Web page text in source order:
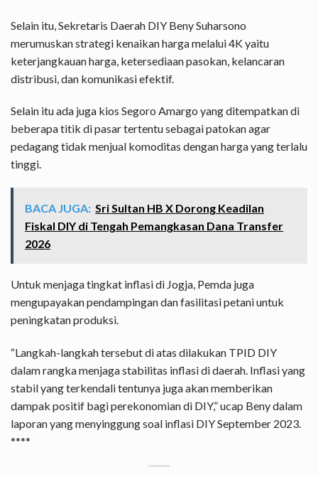
Selain itu, Sekretaris Daerah DIY Beny Suharsono
merumuskan strategi kenaikan harga melalui 4K yaitu
keterjangkauan harga, ketersediaan pasokan, kelancaran
distribusi, dan komunikasi efektif.
Selain itu ada juga kios Segoro Amargo yang ditempatkan di
beberapa titik di pasar tertentu sebagai patokan agar
pedagang tidak menjual komoditas dengan harga yang terlalu
tinggi.
BACA JUGA: Sri Sultan HB X Dorong Keadilan
Fiskal DIY di Tengah Pemangkasan Dana Transfer
2026
Untuk menjaga tingkat inflasi di Jogja, Pemda juga
mengupayakan pendampingan dan fasilitasi petani untuk
peningkatan produksi.
“Langkah-langkah tersebut di atas dilakukan TPID DIY
dalam rangka menjaga stabilitas inflasi di daerah. Inflasi yang
stabil yang terkendali tentunya juga akan memberikan
dampak positif bagi perekonomian di DIY,” ucap Beny dalam
laporan yang menyinggung soal inflasi DIY September 2023.
****